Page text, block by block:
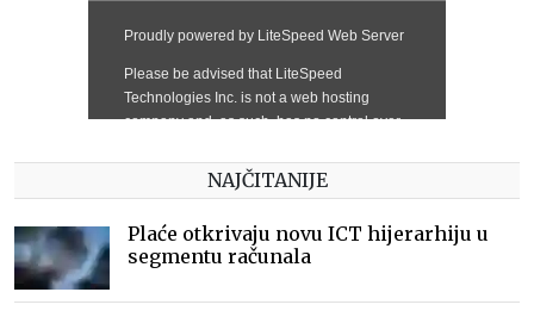
NAJČITANIJE
Plaće otkrivaju novu ICT hijerarhiju u
segmentu računala